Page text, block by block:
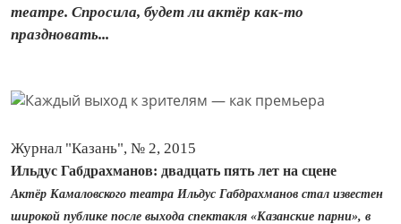
театре. Спросила, будет ли актёр как‑то
праздновать...
Журнал "Казань", № 2, 2015
Ильдус Габдрахманов: двадцать пять лет на сцене
Актёр Камаловского театра Ильдус Габдрахманов стал известен
широкой пуб­лике после выхода спектакля «Казанские парни», в